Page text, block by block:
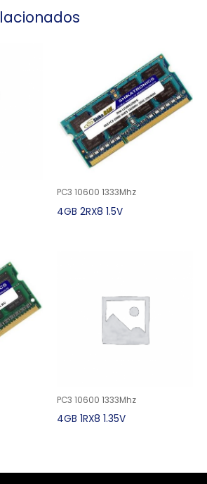
PC3 10600 1333Mhz
4GB 2RX8 1.5V
PC3 10600 1333Mhz
4GB 1RX8 1.35V